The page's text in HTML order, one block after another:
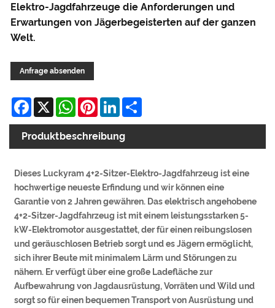
Elektro-Jagdfahrzeuge die Anforderungen und
Erwartungen von Jägerbegeisterten auf der ganzen
Welt.
Anfrage absenden
Facebook
X WhatsApp
Pinterest
LinkedIn
Produktbeschreibung
Dieses Luckyram 4+2-Sitzer-Elektro-Jagdfahrzeug ist eine
hochwertige neueste Erfindung und wir können eine
Garantie von 2 Jahren gewähren. Das elektrisch angehobene
4+2-Sitzer-Jagdfahrzeug ist mit einem leistungsstarken 5-
kW-Elektromotor ausgestattet, der für einen reibungslosen
und geräuschlosen Betrieb sorgt und es Jägern ermöglicht,
sich ihrer Beute mit minimalem Lärm und Störungen zu
nähern. Er verfügt über eine große Ladefläche zur
Aufbewahrung von Jagdausrüstung, Vorräten und Wild und
sorgt so für einen bequemen Transport von Ausrüstung und